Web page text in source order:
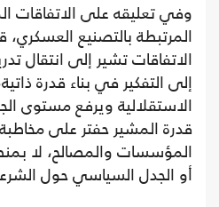
وفي تعليقه على الاتفاقات
الاتفاقات تشير إلى انتقال
إلى التفكير في بناء قدرة
الاستقلالية ويرفع مستوى
قدرة المشير حفتر على
المؤسسات والمصالح، لا
أو الجدل السياسي حول